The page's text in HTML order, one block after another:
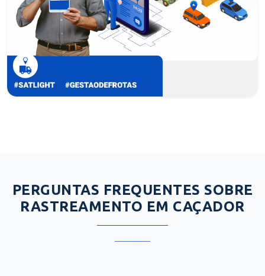
PERGUNTAS FREQUENTES SOBRE
RASTREAMENTO EM CAÇADOR